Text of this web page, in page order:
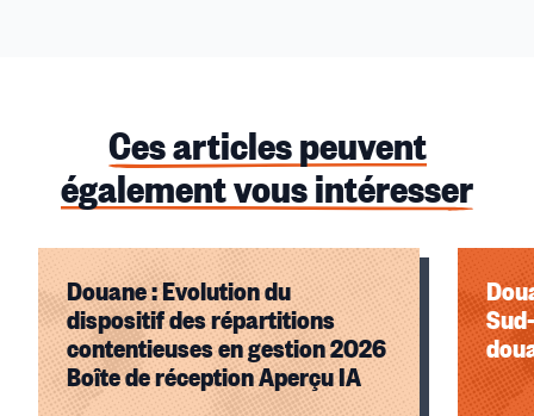
Ces articles peuvent
également vous intéresser
Douane : Evolution du
dispositif des répartitions
contentieuses en gestion 2026
Boîte de réception Aperçu IA